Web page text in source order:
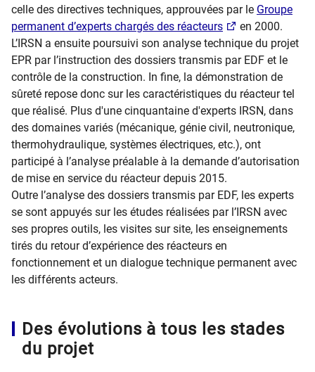
celle des directives techniques, approuvées par le Groupe
permanent d’experts chargés des réacteurs
en 2000.
L’IRSN a ensuite poursuivi son analyse technique du projet
EPR par l’instruction des dossiers transmis par EDF et le
contrôle de la construction. In fine, la démonstration de
sûreté repose donc sur les caractéristiques du réacteur tel
que réalisé. Plus d'une cinquantaine d'experts IRSN, dans
des domaines variés (mécanique, génie civil, neutronique,
thermohydraulique, systèmes électriques, etc.), ont
participé à l’analyse préalable à la demande d’autorisation
de mise en service du réacteur depuis 2015.
Outre l’analyse des dossiers transmis par EDF, les experts
se sont appuyés sur les études réalisées par l’IRSN avec
ses propres outils, les visites sur site, les enseignements
tirés du retour d’expérience des réacteurs en
fonctionnement et un dialogue technique permanent avec
les différents acteurs.
Des évolutions à tous les stades
du projet